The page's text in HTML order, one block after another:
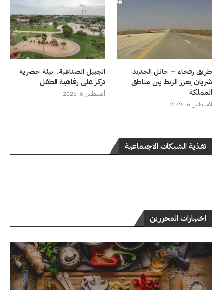
طريق رفحاء – حائل الجديد
شريان يعزز الربط بين مناطق
المملكة
أغسطس 6, 2026
الجبيل الصناعية.. بيئة حضرية
تركز على رفاهية الطفل
أغسطس 6, 2026
تغذية الشبكات الاجتماعية
اختيارات المحررين